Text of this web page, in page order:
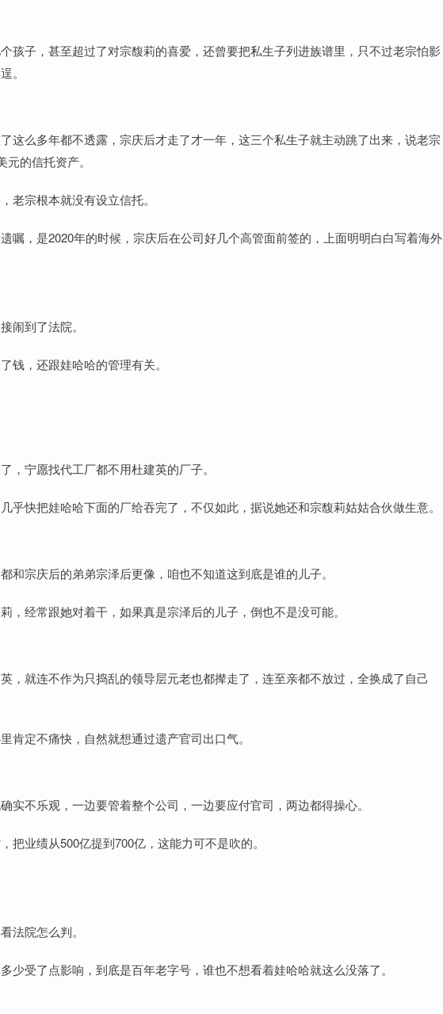
孩子，甚至超过了对宗馥莉的喜爱，还曾要把私生子列进族谱里，只不过老宗怕影
。
这么多年都不透露，宗庆后才走了才一年，这三个私生子就主动跳了出来，说老宗
的信托资产。
老宗根本就没有设立信托。
嘱，是2020年的时候，宗庆后在公司好几个高管面前签的，上面明明白白写着海外
闹到了法院。
钱，还跟娃哈哈的管理有关。
，宁愿找代工厂都不用杜建英的厂子。
乎快把娃哈哈下面的厂给吞完了，不仅如此，据说她还和宗馥莉姑姑合伙做生意。
和宗庆后的弟弟宗泽后更像，咱也不知道这到底是谁的儿子。
，经常跟她对着干，如果真是宗泽后的儿子，倒也不是没可能。
，就连不作为只捣乱的领导层元老也都撵走了，连至亲都不放过，全换成了自己
肯定不痛快，自然就想通过遗产官司出口气。
实不乐观，一边要管着整个公司，一边要应付官司，两边都得操心。
把业绩从500亿提到700亿，这能力可不是吹的。
法院怎么判。
少受了点影响，到底是百年老字号，谁也不想看着娃哈哈就这么没落了。